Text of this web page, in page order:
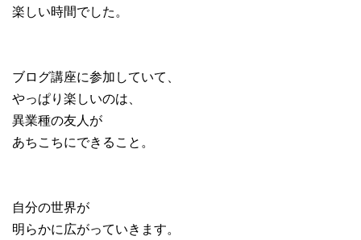
楽しい時間でした。
ブログ講座に参加していて、
やっぱり楽しいのは、
異業種の友人が
あちこちにできること。
自分の世界が
明らかに広がっていきます。